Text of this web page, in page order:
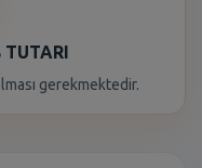
TUTARI
gerekmektedir.